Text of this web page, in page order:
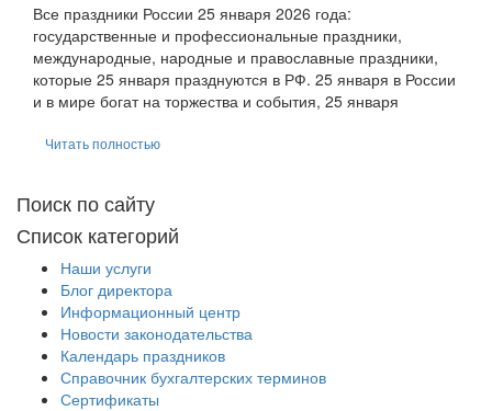
Все праздники России 25 января 2026 года:
государственные и профессиональные праздники,
международные, народные и православные праздники,
которые 25 января празднуются в РФ. 25 января в России
и в мире богат на торжества и события, 25 января
Читать полностью
Поиск по сайту
Список категорий
Наши услуги
Блог директора
Информационный центр
Новости законодательства
Календарь праздников
Справочник бухгалтерских терминов
Сертификаты